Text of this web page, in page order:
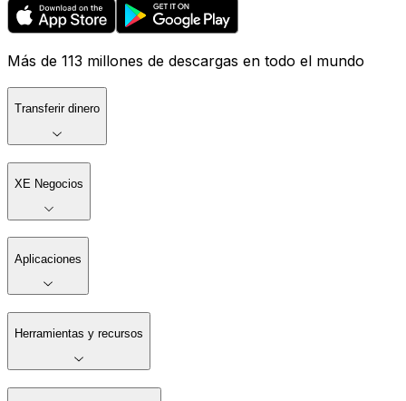
Más de 113 millones de descargas en todo el mundo
Transferir dinero
XE Negocios
Aplicaciones
Herramientas y recursos